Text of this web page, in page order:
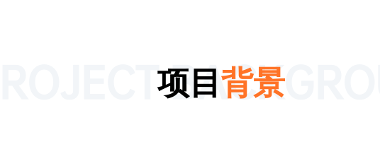
项目背景
PROJECT